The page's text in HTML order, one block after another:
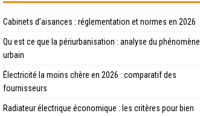
Cabinets d’aisances : réglementation et normes en 2026
Qu est ce que la périurbanisation : analyse du phénomène
urbain
Électricité la moins chère en 2026 : comparatif des
fournisseurs
Radiateur électrique économique : les critères pour bien